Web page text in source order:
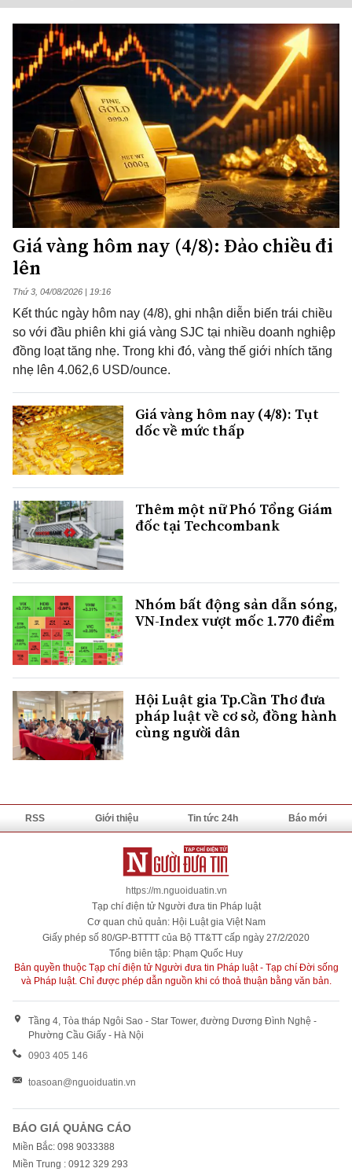
Giá vàng hôm nay (4/8): Đảo chiều đi
lên
Thứ 3, 04/08/2026 | 19:16
Kết thúc ngày hôm nay (4/8), ghi nhận diễn biến trái chiều
so với đầu phiên khi giá vàng SJC tại nhiều doanh nghiệp
đồng loạt tăng nhẹ. Trong khi đó, vàng thế giới nhích tăng
nhẹ lên 4.062,6 USD/ounce.
Giá vàng hôm nay (4/8): Tụt
dốc về mức thấp
Thêm một nữ Phó Tổng Giám
đốc tại Techcombank
Nhóm bất động sản dẫn sóng,
VN-Index vượt mốc 1.770 điểm
Hội Luật gia Tp.Cần Thơ đưa
pháp luật về cơ sở, đồng hành
cùng người dân
RSS Giới thiệu Tin tức 24h Báo mới
https://m.nguoiduatin.vn
Tạp chí điện tử Người đưa tin Pháp luật
Cơ quan chủ quản: Hội Luật gia Việt Nam
Giấy phép số 80/GP-BTTTT của Bộ TT&TT cấp ngày 27/2/2020
Tổng biên tập: Phạm Quốc Huy
Bản quyền thuộc Tạp chí điện tử Người đưa tin Pháp luật - Tạp chí Đời sống
và Pháp luật. Chỉ được phép dẫn nguồn khi có thoả thuận bằng văn bản.
Tầng 4, Tòa tháp Ngôi Sao - Star Tower, đường Dương Đình Nghệ -
Phường Cầu Giấy - Hà Nội
0903 405 146
toasoan@nguoiduatin.vn
BÁO GIÁ QUẢNG CÁO
Miền Bắc: 098 9033388
Miền Trung : 0912 329 293